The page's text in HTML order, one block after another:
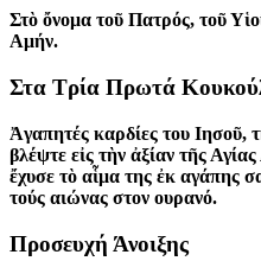
Στὸ ὄνομα τοῦ Πατρός, τοῦ
Αμήν.
Στα Τρία Πρωτά
Ἀγαπητές καρδίες του
βλέψτε εἰς τὴν ἀξίαν τῆς
ἔχυσε τὸ αἷμα της ἐκ αγάπης
τούς αιώνας στον ουρανό.
Προσευχή Άνοιξης